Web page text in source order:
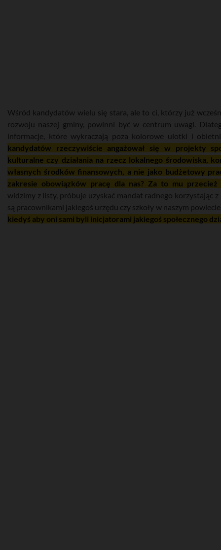
Wśród kandydatów wielu się stara, ale to ci, którzy już
rozwoju naszej gminy, powinni być w centrum uwagi.
informacje, które wykraczają poza kolorowe ulotki i
kandydatów rzeczywiście angażował się w projekty
kulturalne czy działania na rzecz lokalnego środowiska,
własnych środków finansowych, a nie jako budżetowy
zakresie obowiązków pracę dla nas? Za to mu przecież
widzimy z listy, próbuje uzyskać mandat radnego korzystając
są pracownikami jakiegoś urzędu czy szkoły w naszym
kiedyś aby oni sami byli inicjatorami jakiegoś społecznego